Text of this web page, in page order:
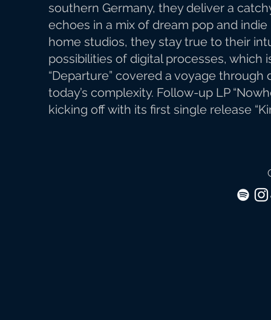
southern Germany, they deliver a
echoes in a mix of dream pop and
home studios, they stay true to their
possibilities of digital processes, which
“Departure” covered a voyage
today’s complexity. Follow-up LP
kicking off with its first single release